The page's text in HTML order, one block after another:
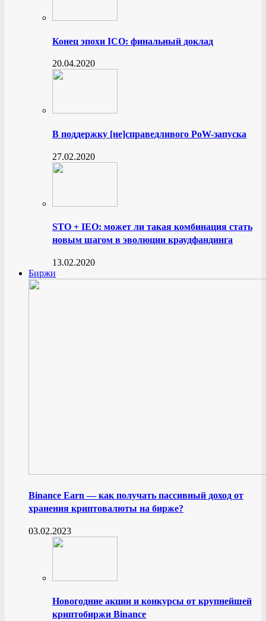
Конец эпохи ICO: финальный доклад
20.04.2020
В поддержку [не]справедливого PoW-запуска
27.02.2020
STO + IEO: может ли такая комбинация стать
новым шагом в эволюции краудфандинга
13.02.2020
Биржи
Binance Earn — как получать пассивный доход от
хранения криптовалюты на бирже?
03.02.2023
Новогодние акции и конкурсы от крупнейшей
криптобиржи Binance